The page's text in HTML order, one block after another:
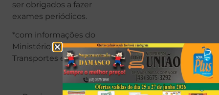
ser obrigados a fazer
exames periódicos.
*com informações do
Ministério dos
Transportes e AEN